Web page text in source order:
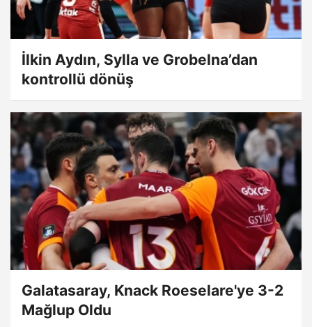
İlkin Aydın, Sylla ve Grobelna’dan
kontrollü dönüş
Galatasaray, Knack Roeselare'ye 3-2
Mağlup Oldu